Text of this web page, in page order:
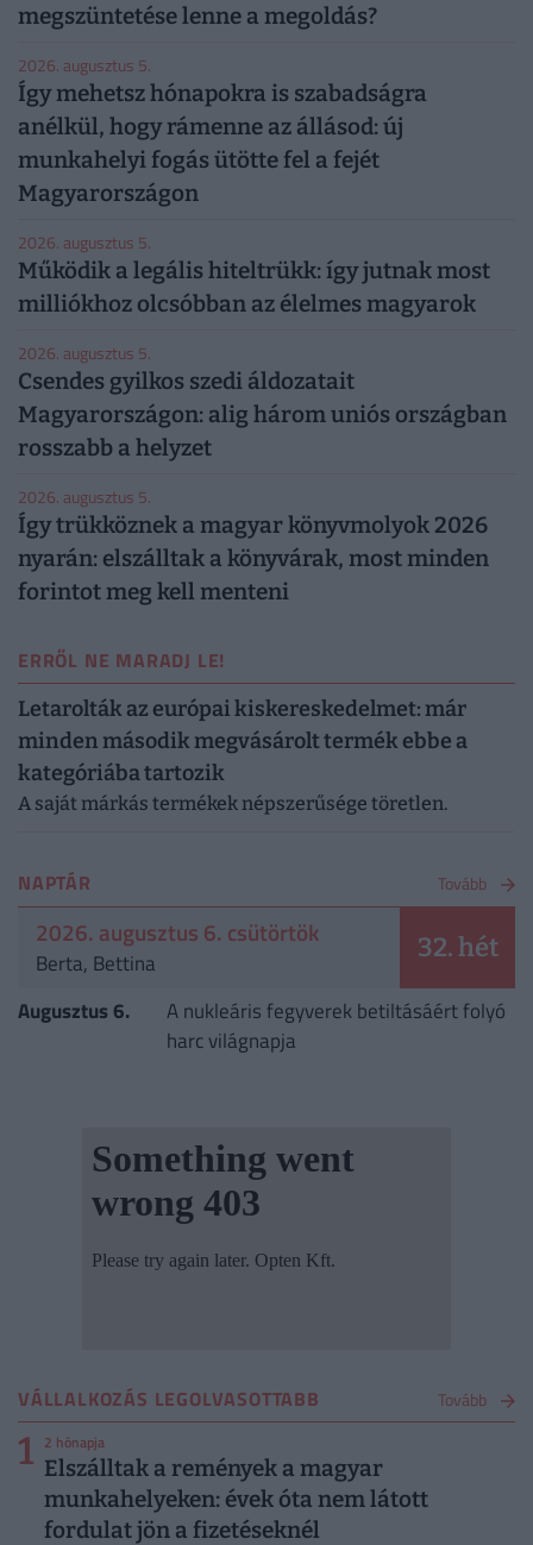
megszüntetése lenne a megoldás?
2026. augusztus 5.
Így mehetsz hónapokra is szabadságra
anélkül, hogy rámenne az állásod: új
munkahelyi fogás ütötte fel a fejét
Magyarországon
2026. augusztus 5.
Működik a legális hiteltrükk: így jutnak most
milliókhoz olcsóbban az élelmes magyarok
2026. augusztus 5.
Csendes gyilkos szedi áldozatait
Magyarországon: alig három uniós országban
rosszabb a helyzet
2026. augusztus 5.
Így trükköznek a magyar könyvmolyok 2026
nyarán: elszálltak a könyvárak, most minden
forintot meg kell menteni
ERRŐL NE MARADJ LE!
Letarolták az európai kiskereskedelmet: már
minden második megvásárolt termék ebbe a
kategóriába tartozik
A saját márkás termékek népszerűsége töretlen.
NAPTÁR Tovább
2026. augusztus 6. csütörtök
Berta, Bettina 32. hét
Augusztus 6.
A nukleáris fegyverek betiltásáért folyó
harc világnapja
VÁLLALKOZÁS LEGOLVASOTTABB Tovább
1 2 hónapja
Elszálltak a remények a magyar
munkahelyeken: évek óta nem látott
fordulat jön a fizetéseknél